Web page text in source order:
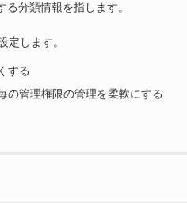
分類情報を指します。
定します。
する
の管理権限の管理を柔軟にする